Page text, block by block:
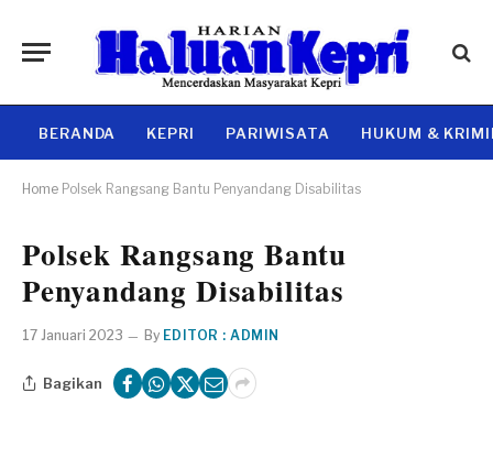
BERANDA KEPRI PARIWISATA HUKUM &
Home Polsek Rangsang Bantu Penyandang Disabilitas
Polsek Rangsang Bantu
Penyandang Disabilitas
17 Januari 2023 By EDITOR : ADMIN
Bagikan